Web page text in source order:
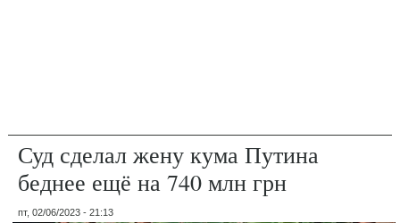
Суд сделал жену кума Путина
беднее ещё на 740 млн грн
пт, 02/06/2023 - 21:13